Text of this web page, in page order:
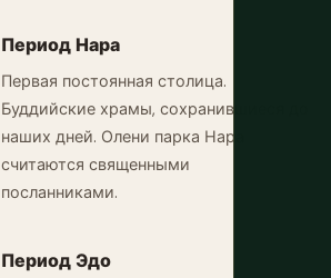
Период Нара
Первая постоянная столица.
Буддийские храмы, сохранившиеся до
наших дней. Олени парка Нара
считаются священными
посланниками.
Период Эдо